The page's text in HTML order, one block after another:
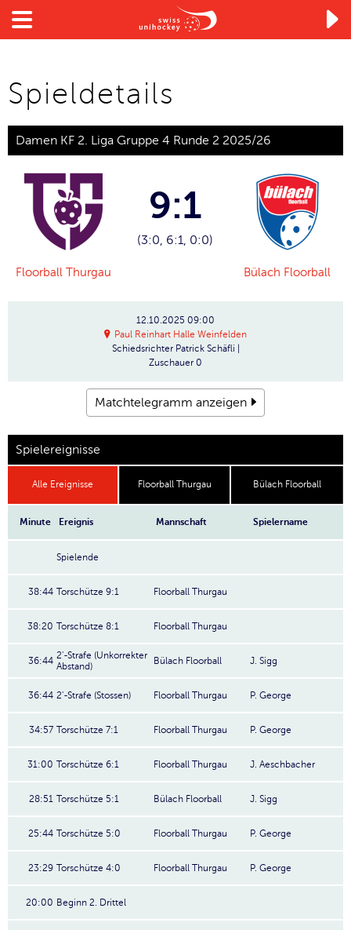

Spieldetails
Damen KF 2. Liga Gruppe 4 Runde 2 2025/26
Floorball Thurgau
9:1
(3:0, 6:1, 0:0)
Bülach Floorball
12.10.2025 09:00
Paul Reinhart Halle Weinfelden
Schiedsrichter Patrick Schäfli |
Zuschauer 0
Matchtelegramm anzeigen
Spielereignisse
Alle Ereignisse Floorball Thurgau Bülach Floorball
Minute Ereignis Mannschaft Spielername
Spielende
38:44 Torschütze 9:1 Floorball Thurgau
38:20 Torschütze 8:1 Floorball Thurgau
36:44 2'-Strafe (Unkorrekter
Abstand)
Bülach Floorball J. Sigg
36:44 2'-Strafe (Stossen) Floorball Thurgau P. George
34:57 Torschütze 7:1 Floorball Thurgau P. George
31:00 Torschütze 6:1 Floorball Thurgau J. Aeschbacher
28:51 Torschütze 5:1 Bülach Floorball J. Sigg
25:44 Torschütze 5:0 Floorball Thurgau P. George
23:29 Torschütze 4:0 Floorball Thurgau P. George
20:00 Beginn 2. Drittel